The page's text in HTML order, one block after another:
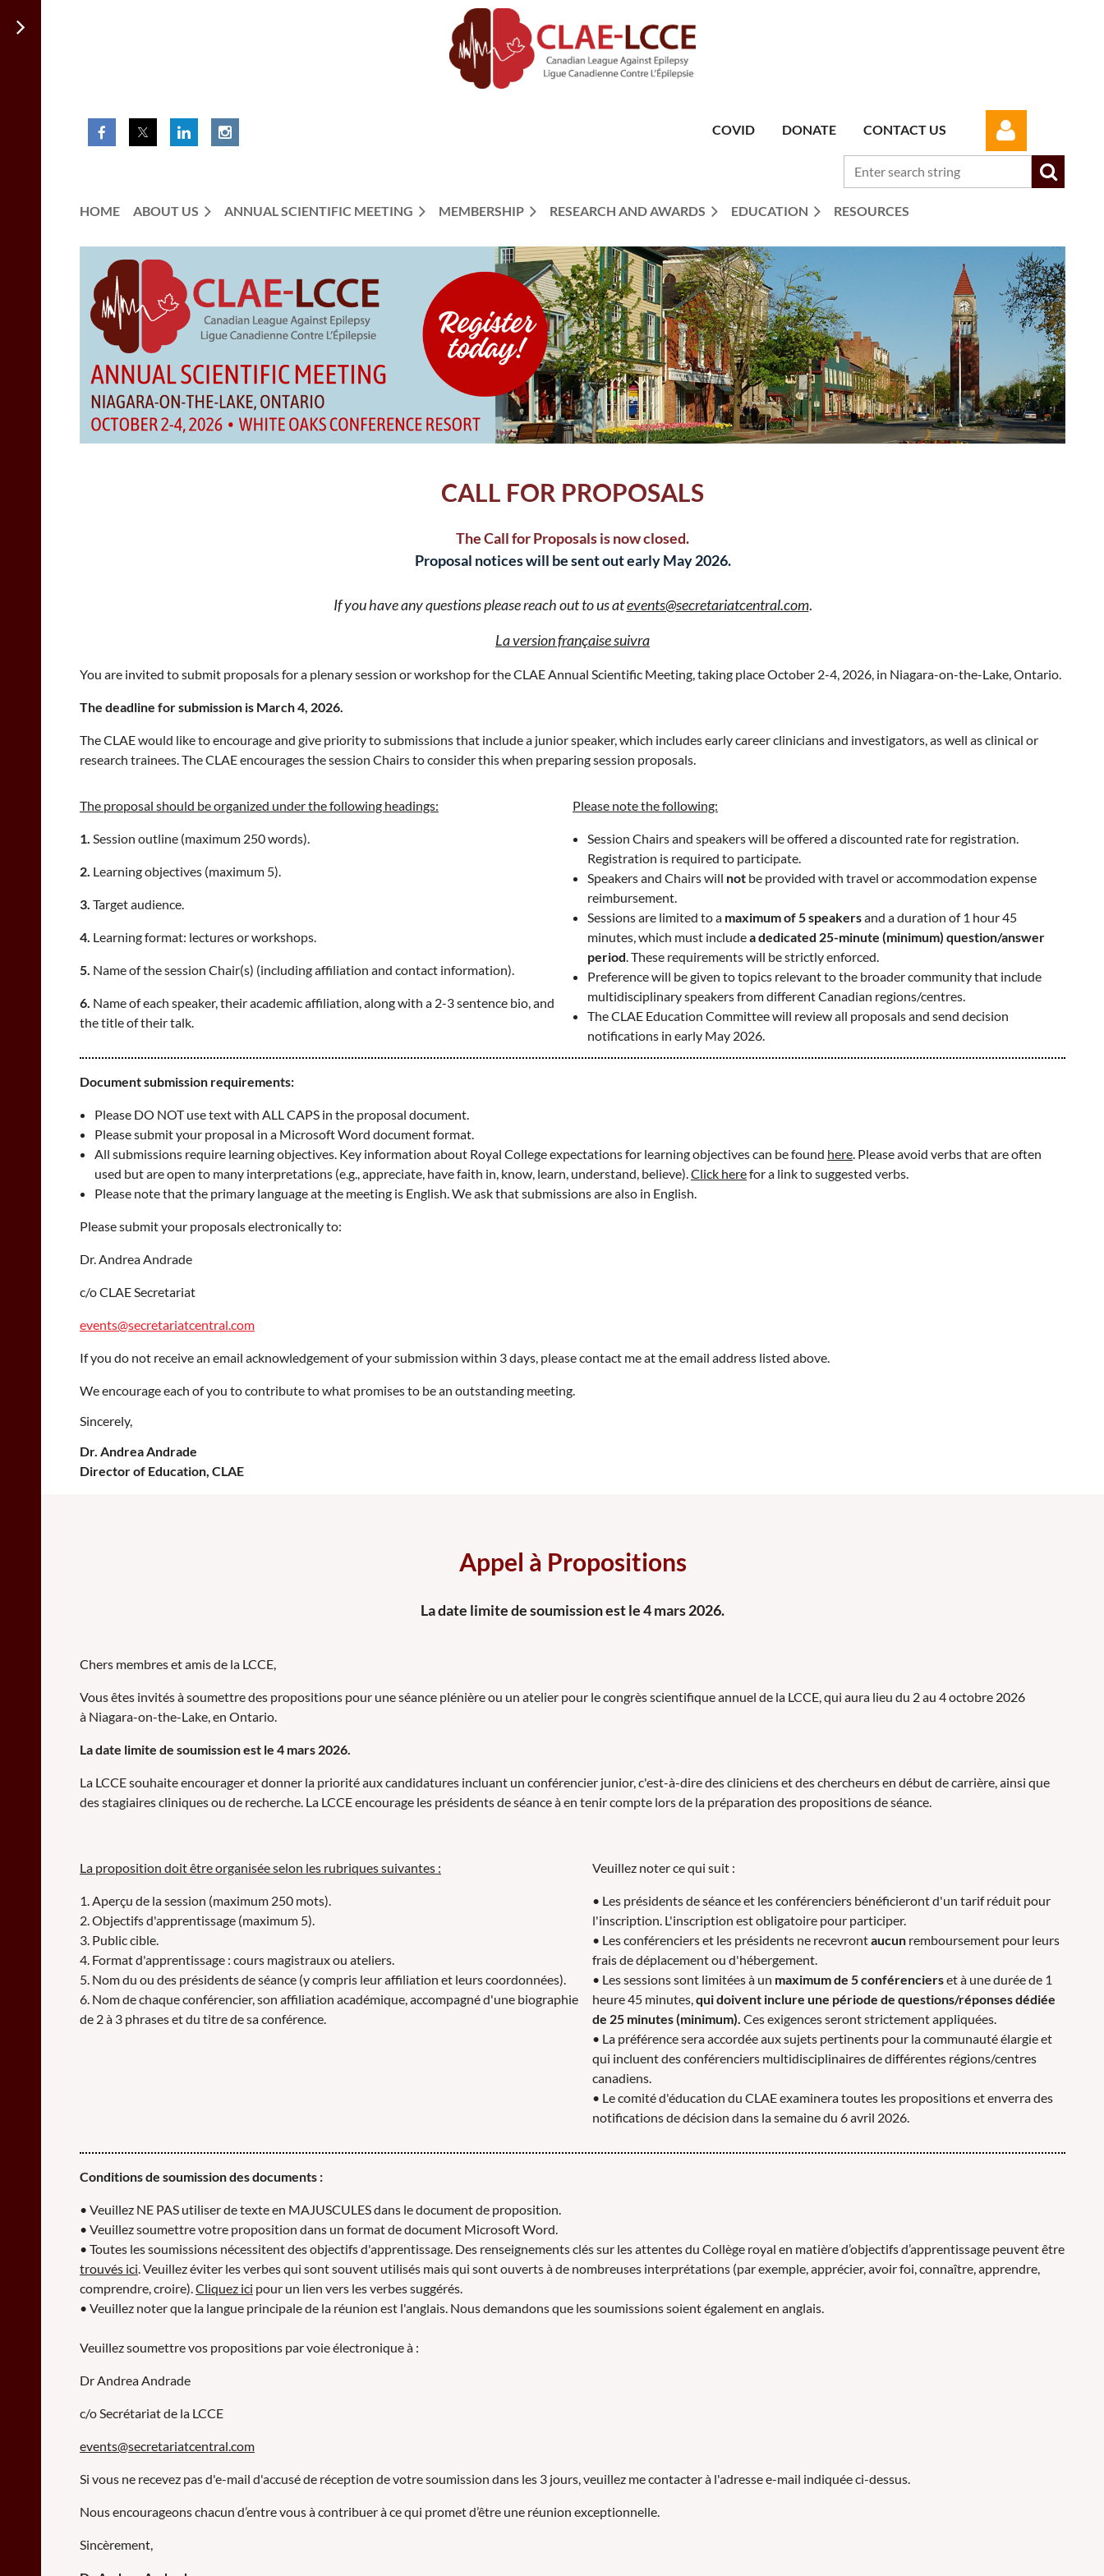
COVID DONATE CONTACT US
Log in
HOME ABOUT US ANNUAL SCIENTIFIC MEETING MEMBERSHIP RESEARCH AND AWARDS EDUCATION RESOURCES
CALL FOR PROPOSALS
The Call for Proposals is nowclosed.
Proposal notices will be sent out early May 2026.
If you have any questions please reach out to us atevents@secretariatcentral.com.
La version française suivra
You are invited to submit proposals for a plenary session or workshop for the CLAE Annual Scientific Meeting, taking place October 2-4, 2026, in Niagara-on-the-Lake, Ontario.
The deadline for submission is March 4, 2026.
The CLAE would like to encourage and give priority to submissions that include a junior speaker, which includes early career clinicians and investigators, as well as clinical or
research trainees. The CLAE encourages the session Chairs to consider this when preparing session proposals.
The proposal should be organized under the following headings:
1. Session outline (maximum 250 words).
2. Learning objectives (maximum 5).
3. Target audience.
4. Learning format: lectures or workshops.
5. Name of the session Chair(s) (including affiliation and contact information).
6. Name of each speaker, their academic affiliation, along with a 2-3 sentence bio, and
the title of their talk.
Please note the following:
Session Chairs and speakers will be offered a discounted rate for registration.
Registration is required to participate.
Speakers and Chairs will not be provided with travel or accommodation expense
reimbursement.
Sessions are limited to a maximum of 5 speakersand a duration of 1 hour 45
minutes, which must includea dedicated 25-minute (minimum) question/answer
period . These requirements will be strictly enforced.
Preference will be given to topics relevant to the broader community that include
multidisciplinary speakers from different Canadian regions/centres.
The CLAE Education Committee will review all proposals and send decision
notifications in early May 2026.
Document submission requirements:
Please DO NOT use text with ALL CAPS in the proposal document.
Please submit your proposal in a Microsoft Word document format.
All submissions require learning objectives. Key information about Royal College expectations for learning objectives can be found here . Please avoid verbs that are often
used but are open to many interpretations (e.g., appreciate, have faith in, know, learn, understand, believe). Click herefor a link to suggested verbs.
Please note that the primary language at the meeting is English. We ask that submissions are also in English.
Please submit your proposals electronically to:
Dr. Andrea Andrade
c/o CLAE Secretariat
events@secretariatcentral.com
If you do not receive an email acknowledgement of your submission within 3 days, please contact me at the email address listed above.
We encourage each of you to contribute to what promises to be an outstanding meeting.
Sincerely,
Dr. Andrea Andrade
Director of Education, CLAE
Appel à Propositions
La date limite de soumission est le 4 mars 2026.
Chers membres et amis de la LCCE,
Vous êtes invités à soumettre des propositions pour une séance plénière ou un atelier pour le congrès scientifique annuel de la LCCE, qui aura lieu du 2 au 4 octobre 2026
à Niagara-on-the-Lake, en Ontario.
La date limite de soumission est le 4 mars 2026.
La LCCE souhaite encourager et donner la priorité aux candidatures incluant un conférencier junior, c'est-à-dire des cliniciens et des chercheurs en début de carrière, ainsi que
des stagiaires cliniques ou de recherche. La LCCE encourage les présidents de séance à en tenir compte lors de la préparation des propositions de séance.
La proposition doit être organisée selon les rubriques suivantes :
1. Aperçu de la session (maximum 250 mots).
2. Objectifs d'apprentissage (maximum 5).
3. Public cible.
4. Format d'apprentissage : cours magistraux ou ateliers.
5. Nom du ou des présidents de séance (y compris leur affiliation et leurs coordonnées).
6. Nom de chaque conférencier, son affiliation académique, accompagné d'une biographie
de 2 à 3 phrases et du titre de sa conférence.
Veuillez noter ce qui suit :
• Les présidents de séance et les conférenciers bénéficieront d'un tarif réduit pour
l'inscription. L'inscription est obligatoire pour participer.
• Les conférenciers et les présidents ne recevrontaucun remboursement pour leurs
frais de déplacement ou d'hébergement.
• Les sessions sont limitées à un maximum de 5 conférencierset à une durée de 1
heure 45 minutes, qui doivent inclure une période de questions/réponses dédiée
de 25 minutes (minimum). Ces exigences seront strictement appliquées.
• La préférence sera accordée aux sujets pertinents pour la communauté élargie et
qui incluent des conférenciers multidisciplinaires de différentes régions/centres
canadiens.
• Le comité d'éducation du CLAE examinera toutes les propositions et enverra des
notifications de décision dans la semaine du 6 avril 2026.
Conditions de soumission des documents :
• Veuillez NE PAS utiliser de texte en MAJUSCULES dans le document de proposition.
• Veuillez soumettre votre proposition dans un format de document Microsoft Word.
• Toutes les soumissions nécessitent des objectifs d'apprentissage. Des renseignements clés sur les attentes du Collège royal en matière d’objectifs d’apprentissage peuvent être
trouvés ici . Veuillez éviter les verbes qui sont souvent utilisés mais qui sont ouverts à de nombreuses interprétations (par exemple, apprécier, avoir foi, connaître, apprendre,
comprendre, croire). Cliquez ici pour un lien vers les verbes suggérés.
• Veuillez noter que la langue principale de la réunion est l'anglais. Nous demandons que les soumissions soient également en anglais.
Veuillez soumettre vos propositions par voie électronique à :
Dr Andrea Andrade
c/o Secrétariat de la LCCE
events@secretariatcentral.com
Si vous ne recevez pas d'e-mail d'accusé de réception de votre soumission dans les 3 jours, veuillez me contacter à l'adresse e-mail indiquée ci-dessus.
Nous encourageons chacun d’entre vous à contribuer à ce qui promet d’être une réunion exceptionnelle.
Sincèrement,